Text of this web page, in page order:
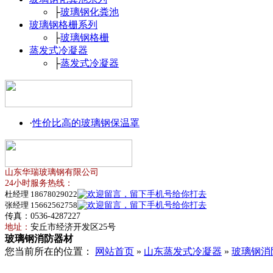
├玻璃钢化粪池
玻璃钢格栅系列
├玻璃钢格栅
蒸发式冷凝器
├蒸发式冷凝器
·性价比高的玻璃钢保温罩
山东华瑞玻璃钢有限公司
24小时服务热线：
杜经理 18678029022
张经理 15662562758
传真：0536-4287227
地址： 安丘市经济开发区25号
玻璃钢消防器材
您当前所在的位置：
网站首页 » 山东蒸发式冷凝器 » 玻璃钢消